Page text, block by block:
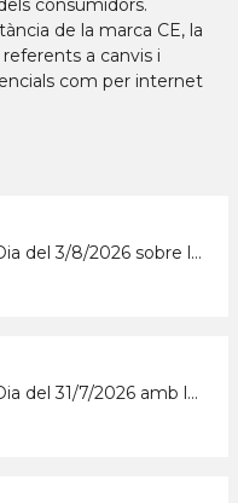
consumidors.
de la marca CE, la
a canvis i
com per internet
#1463 - L'Entrevista del Dia del 3/8/2026 sobre la Copa d'Espanya de Superenduro a Abrera
#1462 - L'Entrevista del Dia del 31/7/2026 amb la coordinadora i els participants del grup de grans del Casal d'Estiu Municipal de 2026